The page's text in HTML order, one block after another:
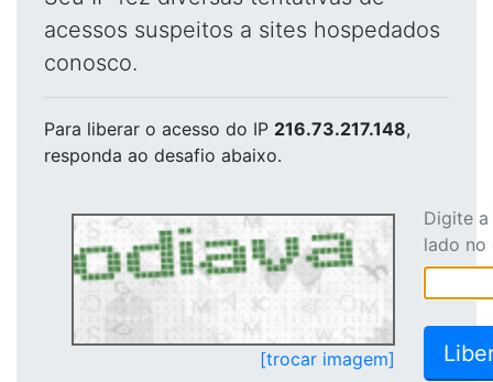
acessos suspeitos a sites hospedados
conosco.
Para liberar o acesso do IP 216.73.217.148,
responda ao desafio abaixo.
[trocar imagem]
Digite
lado no